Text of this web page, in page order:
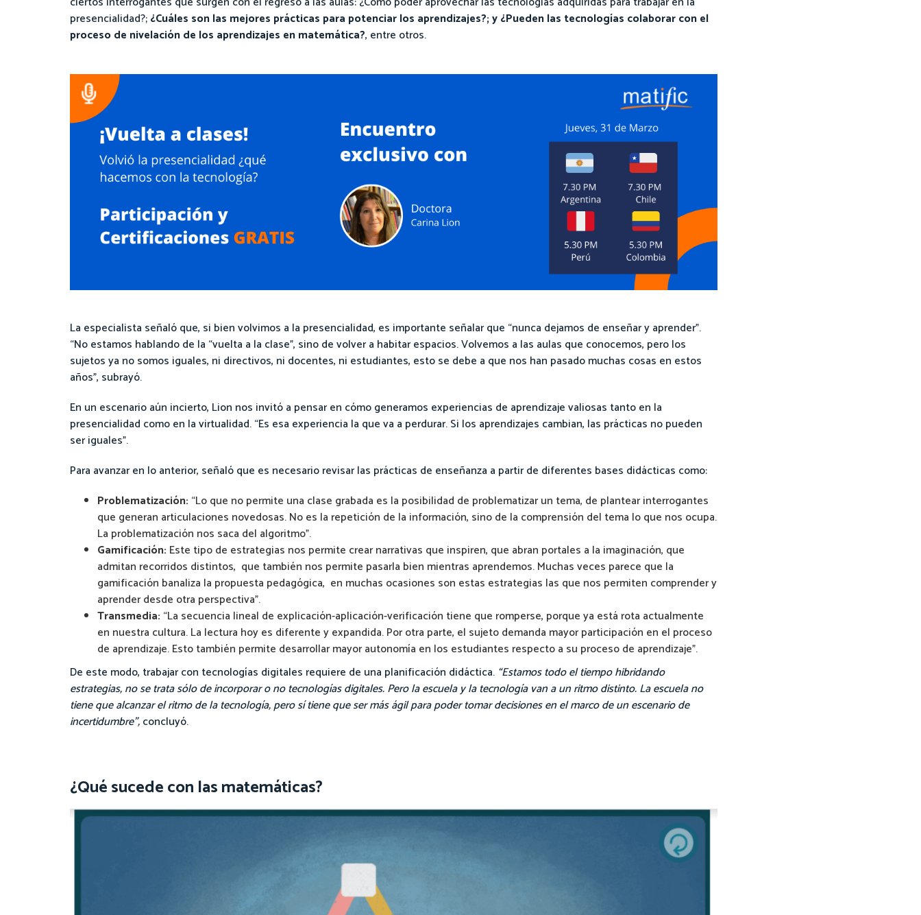
presencialidad?;¿Cuáles son las mejores prácticas para potenciar los aprendizajes?; y ¿Pueden las tecnologías colaborar con el
proceso de nivelación de los aprendizajes en matemática?, entre otros.
La especialista señaló que, si bien volvimos a la presencialidad, es importante señalar que “nunca dejamos de enseñar y aprender”.
“No estamos hablando de la “vuelta a la clase”, sino de volver a habitar espacios. Volvemos a las aulas que conocemos, pero los
sujetos ya no somos iguales, ni directivos, ni docentes, ni estudiantes, esto se debe a que nos han pasado muchas cosas en estos
años”, subrayó.
En un escenario aún incierto, Lion nos invitó a pensar en cómo generamos experiencias de aprendizaje valiosas tanto en la
presencialidad como en la virtualidad. “Es esa experiencia la que va a perdurar. Si los aprendizajes cambian, las prácticas no pueden
ser iguales”.
Para avanzar en lo anterior, señaló que es necesario revisar las prácticas de enseñanza a partir de diferentes bases didácticas como:
Problematización: “Lo que no permite una clase grabada es la posibilidad de problematizar un tema, de plantear interrogantes
que generan articulaciones novedosas. No es la repetición de la información, sino de la comprensión del tema lo que nos ocupa.
La problematización nos saca del algoritmo”.
Gamificación: Este tipo de estrategias nos permite crear narrativas que inspiren, que abran portales a la imaginación, que
admitan recorridos distintos, que también nos permite pasarla bien mientras aprendemos. Muchas veces parece que la
gamificación banaliza la propuesta pedagógica, en muchas ocasiones son estas estrategias las que nos permiten comprender y
aprender desde otra perspectiva”.
Transmedia: “La secuencia lineal de explicación-aplicación-verificación tiene que romperse, porque ya está rota actualmente
en nuestra cultura. La lectura hoy es diferente y expandida. Por otra parte, el sujeto demanda mayor participación en el proceso
de aprendizaje. Esto también permite desarrollar mayor autonomía en los estudiantes respecto a su proceso de aprendizaje”.
De este modo, trabajar con tecnologías digitales requiere de una planificación didáctica. “Estamos todo el tiempo hibridando
estrategias, no se trata sólo de incorporar o no tecnologías digitales. Pero la escuela y la tecnología van a un ritmo distinto. La escuela no
tiene que alcanzar el ritmo de la tecnología, pero sí tiene que ser más ágil para poder tomar decisiones en el marco de un escenario de
incertidumbre”,concluyó.
¿Qué sucede con las matemáticas?